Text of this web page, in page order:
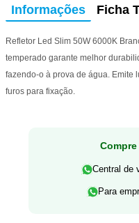
Informações Ficha
Refletor Led Slim 50W 6000K
temperado garante melhor
fazendo-o à prova de água. Emite
furos para fixação.
Central de
Para